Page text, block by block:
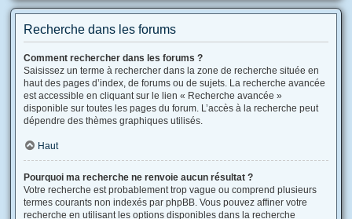
Recherche dans les forums
Comment rechercher dans les forums ?
Saisissez un terme à rechercher dans la zone de recherche située en
haut des pages d’index, de forums ou de sujets. La recherche avancée
est accessible en cliquant sur le lien « Recherche avancée »
disponible sur toutes les pages du forum. L’accès à la recherche peut
dépendre des thèmes graphiques utilisés.
Haut
Pourquoi ma recherche ne renvoie aucun résultat ?
Votre recherche est probablement trop vague ou comprend plusieurs
termes courants non indexés par phpBB. Vous pouvez affiner votre
recherche en utilisant les options disponibles dans la recherche